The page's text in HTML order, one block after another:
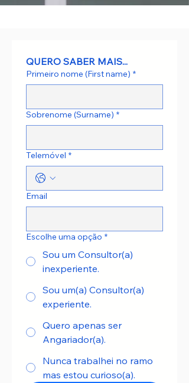
QUERO SABER MAIS...
Primeiro nome (First name) *
Sobrenome (Surname) *
Telemóvel *
Email
Escolhe uma opção *
Sou um Consultor(a)
inexperiente.
Sou um(a) Consultor(a)
experiente.
Quero apenas ser
Angariador(a).
Nunca trabalhei no ramo
mas estou curioso(a).